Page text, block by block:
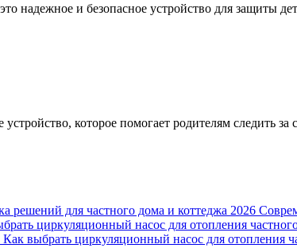
надежное и безопасное устройство для защиты
которое помогает родителям следить
решений для частного дома и коттеджа 2026
циркуляционный насос для отопления
Как выбрать циркуляционный насос для отопления